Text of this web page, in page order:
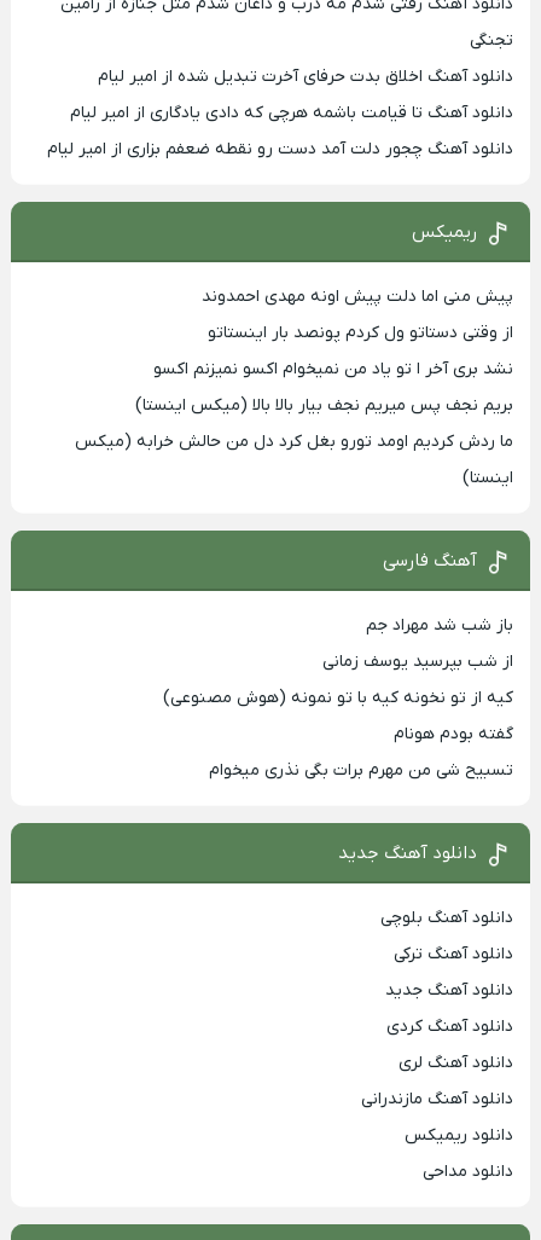
تجنگی
دانلود آهنگ اخلاق بدت حرفای آخرت تبدیل شده از امیر لیام
دانلود آهنگ تا قیامت باشمه هرچی که دادی یادگاری از امیر لیام
دانلود آهنگ چجور دلت آمد دست رو نقطه ضعفم بزاری از امیر لیام
ریمیکس
پیش منی اما دلت پیش اونه مهدی احمدوند
از وقتی دستاتو ول کردم پونصد بار اینستاتو
نشد بری آخر ا تو یاد من نمیخوام اکسو نمیزنم اکسو
بریم نجف پس میریم نجف بیار بالا بالا (میکس اینستا)
ما ردش کردیم اومد تورو بغل کرد دل من حالش خرابه (میکس
اینستا)
آهنگ فارسی
باز شب شد مهراد جم
از شب بپرسید یوسف زمانی
کیه از تو نخونه کیه با تو نمونه (هوش مصنوعی)
گفته بودم هونام
تسبیح شی من مهرم برات بگی نذری میخوام
دانلود آهنگ جدید
دانلود آهنگ بلوچی
دانلود آهنگ ترکی
دانلود آهنگ جدید
دانلود آهنگ کردی
دانلود آهنگ لری
دانلود آهنگ مازندرانی
دانلود ریمیکس
دانلود مداحی